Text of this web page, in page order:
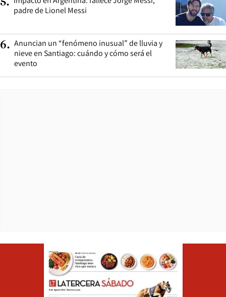
5.
padre de Lionel Messi
6. Anuncian un “fenómeno inusual” de lluvia y
nieve en Santiago: cuándo y cómo será el
evento